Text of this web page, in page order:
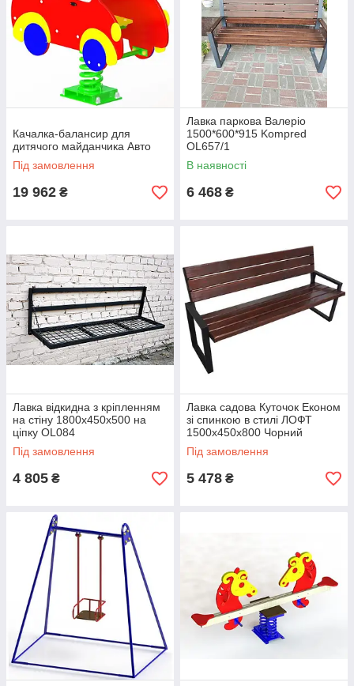
Качалка-балансир для
дитячого майданчика Авто
Під замовлення
19 962 ₴
Лавка паркова Валеріо
1500*600*915 Kompred
OL657/1
В наявності
6 468 ₴
Лавка відкидна з кріпленням
на стіну 1800х450х500 на
ціпку OL084
Під замовлення
4 805 ₴
Лавка садова Куточок Економ
зі спинкою в стилі ЛОФТ
1500х450х800 Чорний
Куток+тр40х20
Під замовлення
5 478 ₴